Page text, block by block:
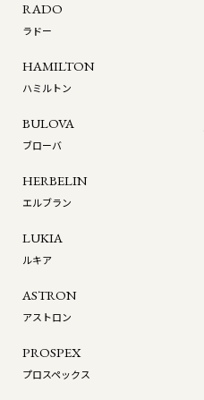
RADO
ラドー
HAMILTON
ハミルトン
BULOVA
ブローバ
HERBELIN
エルブラン
LUKIA
ルキア
ASTRON
アストロン
PROSPEX
プロスペックス